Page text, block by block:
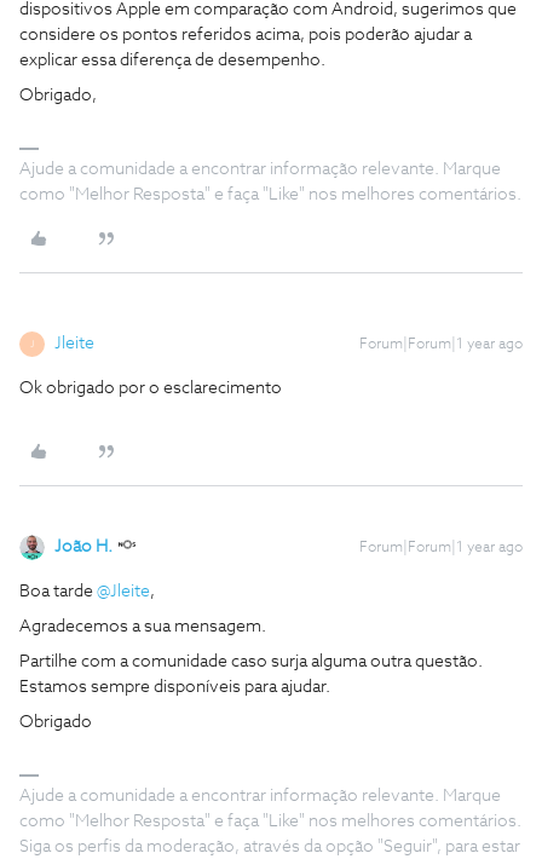
dispositivos Apple em comparação com Android, sugerimos que
considere os pontos referidos acima, pois poderão ajudar a
explicar essa diferença de desempenho.
Obrigado,
Ajude a comunidade a encontrar informação relevante. Marque
como "Melhor Resposta" e faça "Like" nos melhores comentários.
Jleite Forum|Forum|1 year ago
Ok obrigado por o esclarecimento
João H. Forum|Forum|1 year ago
Boa tarde ​ @Jleite,
Agradecemos a sua mensagem.
Partilhe com a comunidade caso surja alguma outra questão.
Estamos sempre disponíveis para ajudar.
Obrigado
Ajude a comunidade a encontrar informação relevante. Marque
como "Melhor Resposta" e faça "Like" nos melhores comentários.
Siga os perfis da moderação, através da opção "Seguir", para estar